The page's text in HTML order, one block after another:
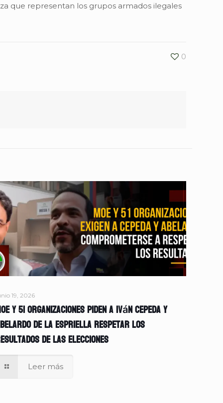
que representan los grupos armados ilegales
0
19, 2026
y 51 organizaciones piden a Iván Cepeda y
de la Espriella respetar los
de las elecciones
Leer más